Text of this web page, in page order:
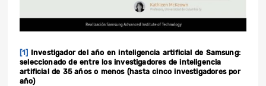
[1] Investigador del año en inteligencia artificial de Samsung:
seleccionado de entre los investigadores de inteligencia
artificial de 35 años o menos (hasta cinco investigadores por
año)